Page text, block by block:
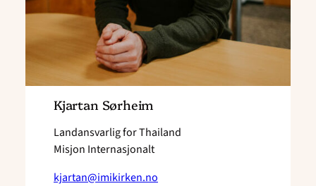
Kjartan Sørheim
Landansvarlig for Thailand
Misjon Internasjonalt
kjartan@imikirken.no